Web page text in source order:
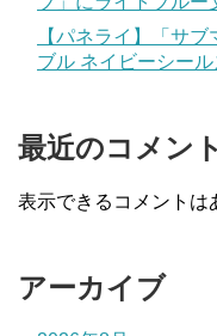
【パネライ】「サ
ブル ネイビーシー
最近のコメント
表示できるコメントは
アーカイブ